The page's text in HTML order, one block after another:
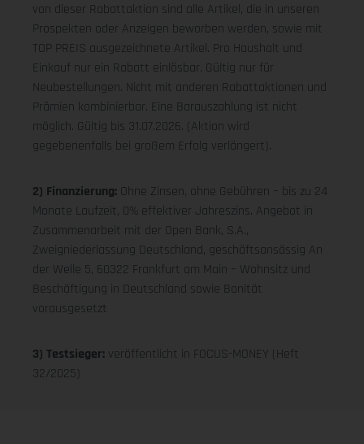
von dieser Rabattaktion sind alle Artikel, die in unseren
Prospekten oder Anzeigen beworben werden, sowie mit
TOP PREIS ausgezeichnete Artikel. Pro Haushalt und
Einkauf nur ein Rabatt einlösbar. Gültig nur für
Neubestellungen. Nicht mit anderen Rabattaktionen und
Prämien kombinierbar. Eine Barauszahlung ist nicht
möglich. Gültig bis 31.07.2026. (Aktion wird
gegebenenfalls bei großem Erfolg verlängert).
2) Finanzierung: Ohne Zinsen, ohne Gebühren – bis zu 24
Monate Laufzeit, 0% effektiver Jahreszins. Angebot in
Zusammenarbeit mit der Open Bank, S.A.,
Zweigniederlassung Deutschland, geschäftsansässig An
der Welle 5, 60322 Frankfurt am Main – Wohnsitz und
Beschäftigung in Deutschland sowie Bonität
vorausgesetzt
3) Testsieger: veröffentlicht in FOCUS-MONEY (Heft
32/2025)